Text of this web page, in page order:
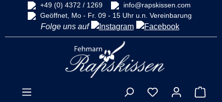
springen
+49 (0) 4372 / 1269
info@rapskissen.com
Geöffnet, Mo - Fr. 09 - 15 Uhr u.n. Vereinbarung
Folge uns auf